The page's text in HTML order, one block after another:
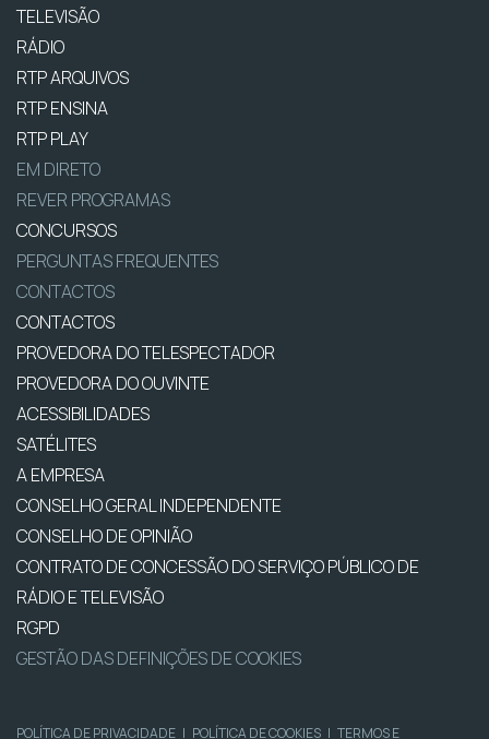
TELEVISÃO
RÁDIO
RTP ARQUIVOS
RTP ENSINA
RTP PLAY
EM DIRETO
REVER PROGRAMAS
CONCURSOS
PERGUNTAS FREQUENTES
CONTACTOS
CONTACTOS
PROVEDORA DO TELESPECTADOR
PROVEDORA DO OUVINTE
ACESSIBILIDADES
SATÉLITES
A EMPRESA
CONSELHO GERAL INDEPENDENTE
CONSELHO DE OPINIÃO
CONTRATO DE CONCESSÃO DO SERVIÇO PÚBLICO DE
RÁDIO E TELEVISÃO
RGPD
GESTÃO DAS DEFINIÇÕES DE COOKIES
POLÍTICA DE PRIVACIDADE | POLÍTICA DE COOKIES | TERMOS E